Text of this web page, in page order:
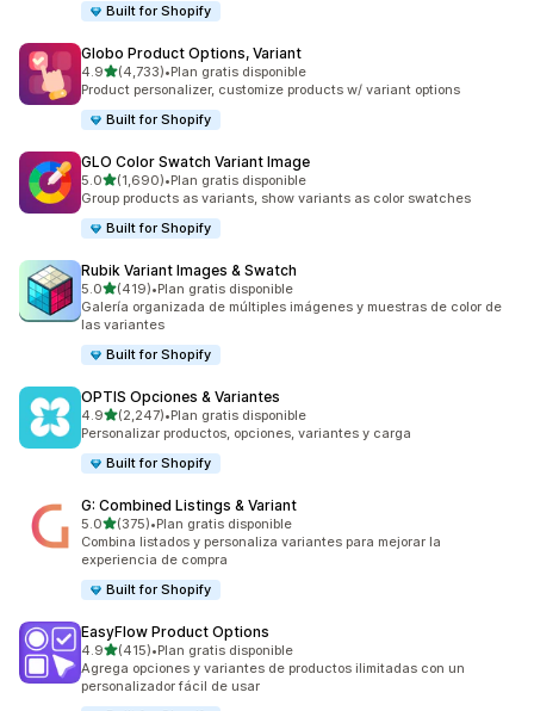
Built for Shopify
Globo Product Options, Variant
4.9de 5 estrellas
(4,733)
4733 reseñas en total
•Plan gratis disponible
Product personalizer, customize products w/ variant options
Built for Shopify
GLO Color Swatch Variant Image
5.0de 5 estrellas
(1,690)
1690 reseñas en total
•Plan gratis disponible
Group products as variants, show variants as color swatches
Built for Shopify
Rubik Variant Images & Swatch
5.0de 5 estrellas
(419)
419 reseñas en total
•Plan gratis disponible
Galería organizada de múltiples imágenes y muestras de color de
las variantes
Built for Shopify
OPTIS Opciones & Variantes
4.9de 5 estrellas
(2,247)
2247 reseñas en total
•Plan gratis disponible
Personalizar productos, opciones, variantes y carga
Built for Shopify
G: Combined Listings & Variant
5.0de 5 estrellas
(375)
375 reseñas en total
•Plan gratis disponible
Combina listados y personaliza variantes para mejorar la
experiencia de compra
Built for Shopify
EasyFlow Product Options
4.9de 5 estrellas
(415)
415 reseñas en total
•Plan gratis disponible
Agrega opciones y variantes de productos ilimitadas con un
personalizador fácil de usar